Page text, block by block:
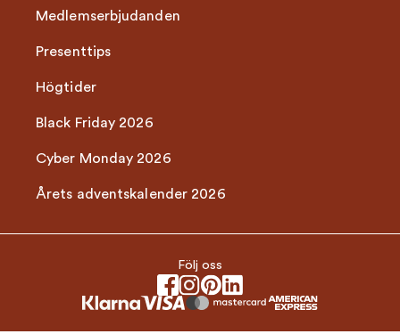
Medlemserbjudanden
Presenttips
Högtider
Black Friday 2026
Cyber Monday 2026
Årets adventskalender 2026
Följ oss